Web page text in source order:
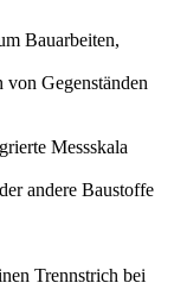
Bauarbeiten,
von Gegenständen
Messskala
andere Baustoffe
Trennstrich bei